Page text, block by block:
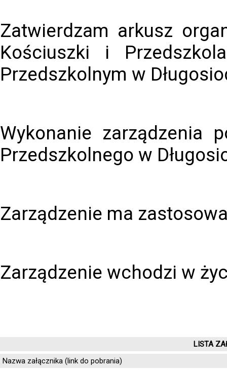
Zatwierdzam arkusz
Kościuszki i
Przedszkolnym w
Wykonanie zarządzenia
Przedszkolnego w
Zarządzenie ma
Zarządzenie wchodzi w
LISTA
Nazwa załącznika (link do pobrania)